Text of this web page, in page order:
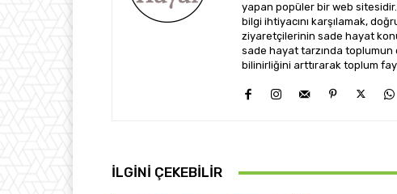
yapan popüler bir web
bilgi ihtiyacını karşılamak,
ziyaretçilerinin sade hayat
sade hayat tarzında toplumun
bilinirliğini arttırarak toplum
İLGINI ÇEKEBILIR